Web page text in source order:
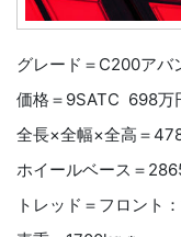
グレード＝C200アバ
価格＝9SATC 698万
全長×全幅×全高＝
ホイールベース＝
トレッド＝フロント